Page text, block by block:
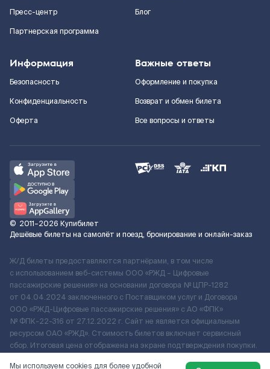
Пресс-центр
Партнерская программа
Блог
Информация
Безопасность
Конфиденциальность
Оферта
Важные ответы
Оформление и покупка
Возврат и обмен билета
Все вопросы и ответы
© 2011–2026 Купибилет
Дешёвые билеты на самолёт и поезд, бронирование и онлайн-заказ
Ж/Д билеты предоставляются партнёрами, в том числе
с использованием веб-системы ООО «РЖД – Цифровые
пассажирские решения» на основании договора № ЦПР-1282
от 04.04.2024 заключенного с Поставщиком услуг и Договора
ООО «РЖД-Цифровые пассажирские решения» c АО «ФПК»
№ ФПК-22-316 от 27.12.2022 г. Сайт не является официальным
ресурсом ОАО «РЖД». Стоимость билетов включает сервисный
сбор. Итоговая цена отображена на экране подтверждения покупки.
Мы используем cookies для более удобной